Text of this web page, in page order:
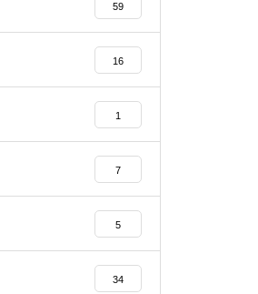
59
16
1
7
5
34